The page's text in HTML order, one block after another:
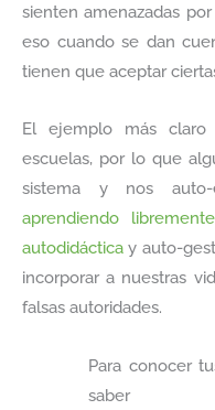
sienten amenazadas
eso cuando se dan
tienen que aceptar
El ejemplo más
escuelas, por lo que
sistema y nos auto-
aprendiendo libremente
autodidáctica y auto-
incorporar a nuestras
falsas autoridades.
Para conocer
saber